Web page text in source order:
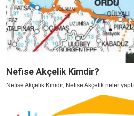
Nefise Akçelik Kimdir?
Nefise Akçelik Kimdir, Nefise Akçelik neler